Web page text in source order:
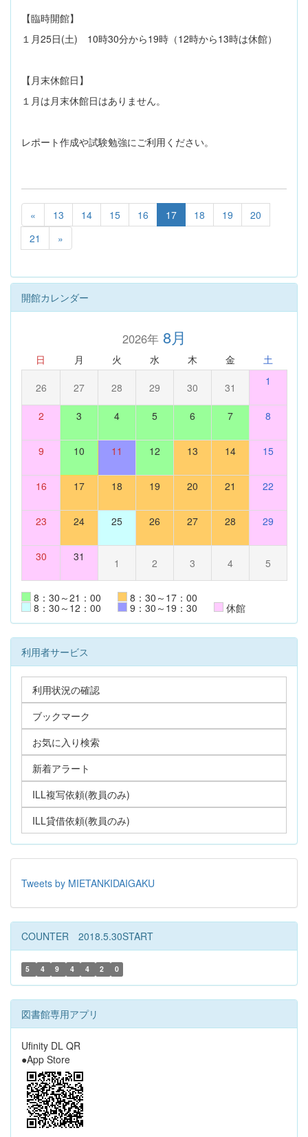
【臨時開館】
１月25日(土) 10時30分から19時（12時から13時は休館）
【月末休館日】
１月は月末休館日はありません。
レポート作成や試験勉強にご利用ください。
« 13 14 15 16 17 18 19
20
21
»
開館カレンダー
2026年8月
日 月 火 水 木 金 土
26 27 28 29 30 31 1
2 3 4 5 6 7 8
9 10 11 12 13 14 15
16 17 18 19 20 21 22
23 24 25 26 27 28 29
30 31 1 2 3 4 5
8：30～21：00 8：30～17：00
8：30～12：00 9：30～19：30 休館
利用者サービス
利用状況の確認
ブックマーク
お気に入り検索
新着アラート
ILL複写依頼(教員のみ)
ILL貸借依頼(教員のみ)
Tweets by MIETANKIDAIGAKU
COUNTER 2018.5.30START
5 4 9 4 4 2 0
図書館専用アプリ
Ufinity DL QR
●App Store